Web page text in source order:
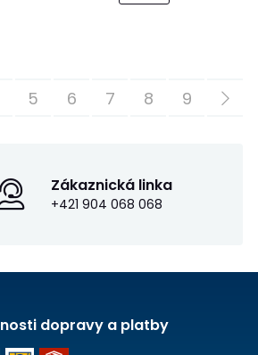
5 6 7 8 9
Zákaznická linka
+421 904 068 068
dopravy a platby